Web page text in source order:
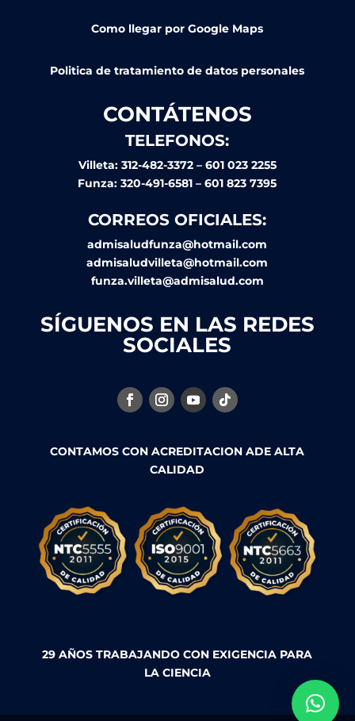
Como llegar por Google Maps
Politica de tratamiento de datos personales
CONTÁTENOS
TELEFONOS:
Villeta: 312-482-3372 – 601 023 2255
Funza: 320-491-6581 – 601 823 7395
CORREOS OFICIALES:
admisaludfunza@hotmail.com
admisaludvilleta@hotmail.com
funza.villeta@admisalud.com
SÍGUENOS EN LAS REDES
SOCIALES
CONTAMOS CON ACREDITACION ADE ALTA
CALIDAD
29 AÑOS TRABAJANDO CON EXIGENCIA PARA
LA CIENCIA